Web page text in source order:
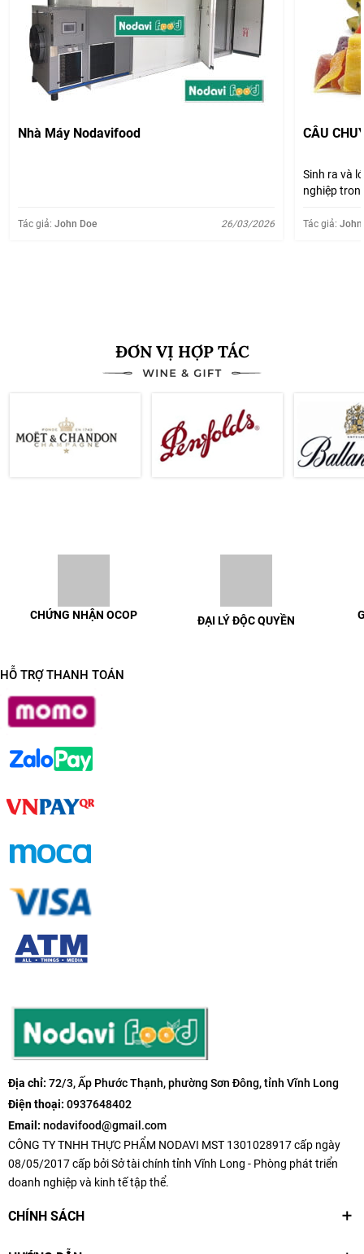
Nhà Máy Nodavifood
Tác giả: John Doe 26/03/2026
CÂU
Sinh ra và
nghiệp
được giá
Tác giả:John
ĐƠN VỊ HỢP TÁC
CHỨNG NHẬN OCOP ĐẠI LÝ ĐỘC QUYỀN
HỖ TRỢ THANH TOÁN
Địa chỉ: 72/3, Ấp Phước Thạnh, phường Sơn Đông, tỉnh Vĩnh Long
Điện thoại: 0937648402
Email: nodavifood@gmail.com
CÔNG TY TNHH THỰC PHẨM NODAVI MST 1301028917 cấp ngày
08/05/2017 cấp bởi Sở tài chính tỉnh Vĩnh Long - Phòng phát triển
doanh nghiệp và kinh tế tập thể.
CHÍNH SÁCH